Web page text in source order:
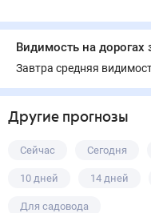
Видимость на дорогах
Завтра средняя
Другие прогнозы
Сейчас Сегодня
10 дней 14 дней
Для садовода